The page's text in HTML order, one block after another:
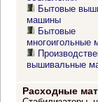
Бытовые
машины
Бытовые
многоигольные
вышивальные
Расходные